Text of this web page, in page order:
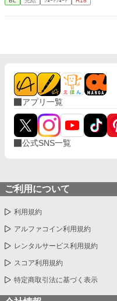
アプリ一覧
公式SNS一覧
ご利用について
利用規約
アルファコイン利用規約
レンタルサービス利用規約
スコア利用規約
特定商取引法に基づく表示